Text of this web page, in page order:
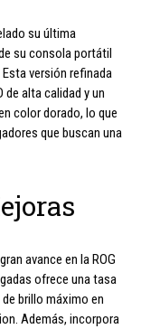
su última
su consola portátil
versión refinada
de alta calidad y un
color dorado, lo que
que buscan una
avance en la ROG
ofrece una tasa
brillo máximo en
Además, incorpora